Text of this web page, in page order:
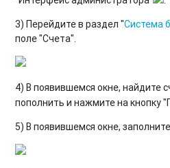
Изменение счета
Пополнение счета
Удаление счета
Удаление счета со всем
Группы счетов
Тарифы
3) Перейдите в раздел "Система
поле "Счета".
4) В появившемся окне, найдите
пополнить и нажмите на кнопку
5) В появившемся окне,